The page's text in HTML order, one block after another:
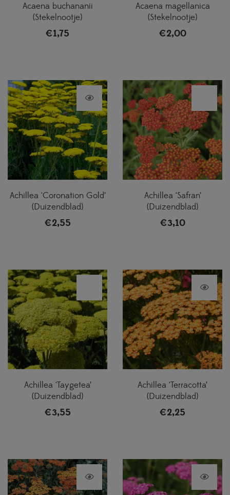
Acaena buchananii
(Stekelnootje)
€1,75
Acaena magellanica
(Stekelnootje)
€2,00
Achillea ‘Coronation Gold’
(Duizendblad)
€2,55
Achillea ‘Safran’
(Duizendblad)
€3,10
Achillea ‘Taygetea’
(Duizendblad)
€3,55
Achillea ‘Terracotta’
(Duizendblad)
€2,25